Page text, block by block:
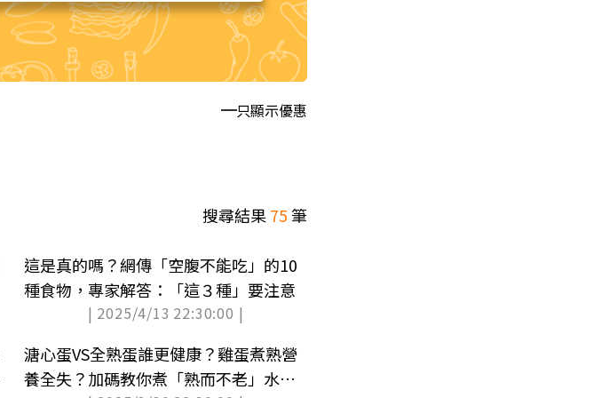
只顯示優惠
搜尋結果75筆
這是真的嗎？網傳「空腹不能吃」的10
種食物，專家解答：「這３種」要注意
| 2025/4/13 22:30:00 |
溏心蛋VS全熟蛋誰更健康？雞蛋煮熟營
養全失？加碼教你煮「熟而不老」水煮